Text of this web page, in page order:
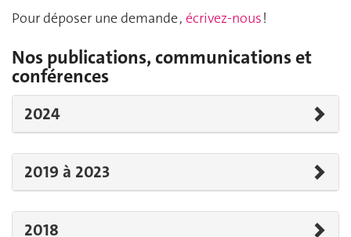
Pour déposer une demande , écrivez-nous!
Nos publications, communications et
conférences
2024
2019 à 2023
2018